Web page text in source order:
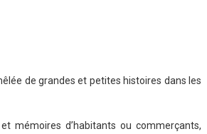
de grandes et petites histoires dans les
mémoires d’habitants ou commerçants,